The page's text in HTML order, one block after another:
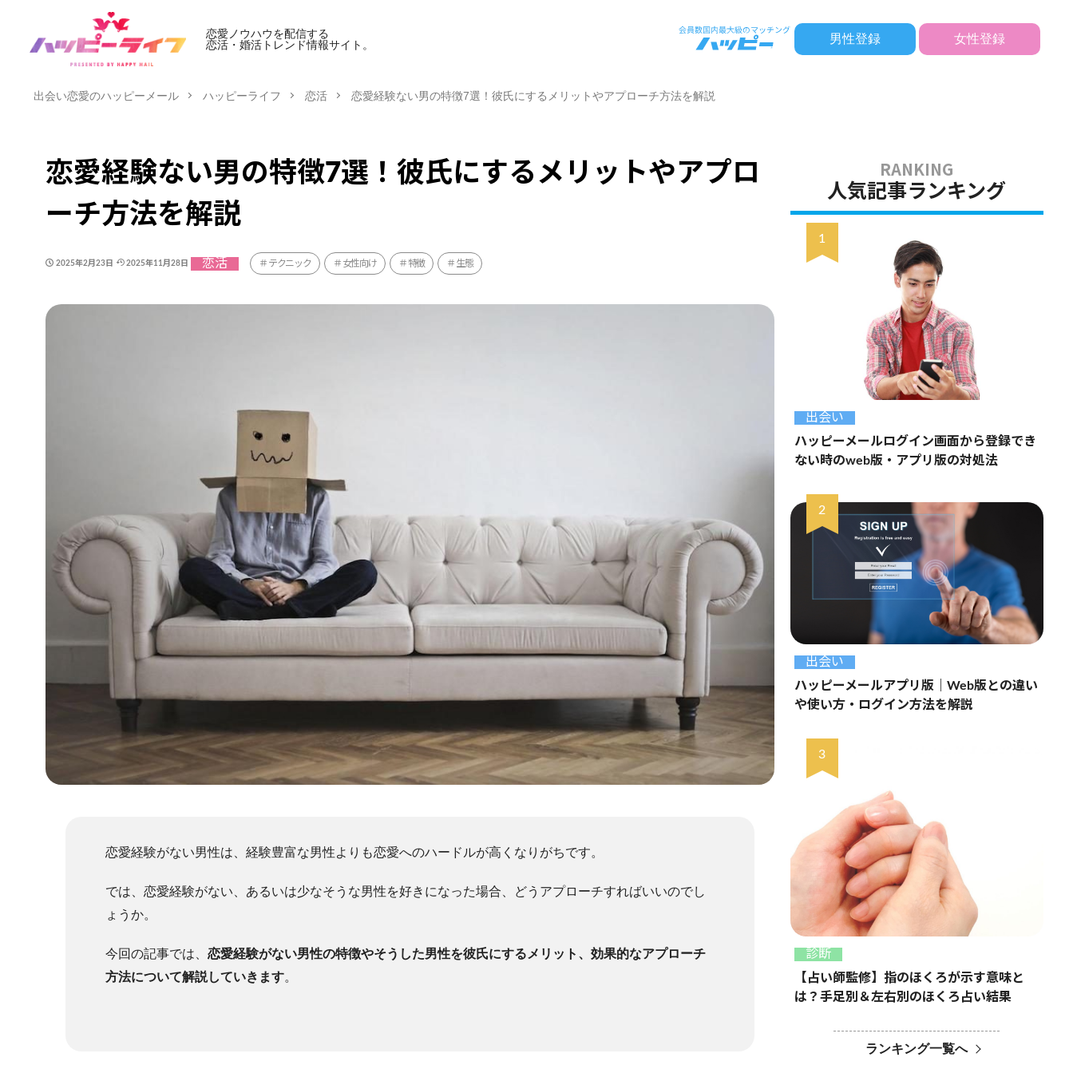
恋愛ノウハウを配信する
恋活・婚活トレンド情報サイト。
男性登録 女性登録
出会い恋愛のハッピーメール ハッピーライフ 恋活 恋愛経験ない男の特徴7選！彼氏にするメリットやアプローチ方法を解説
恋愛経験ない男の特徴7選！彼氏にするメリットやアプロ
ーチ方法を解説
2025年2月23日 2025年11月28日 恋活 テクニック 女性向け 特徴 生態
恋愛経験がない男性は、経験豊富な男性よりも恋愛へのハードルが高くなりがちです。
では、恋愛経験がない、あるいは少なそうな男性を好きになった場合、どうアプローチすればいいのでし
ょうか。
今回の記事では、 恋愛経験がない男性の特徴やそうした男性を彼氏にするメリット、効果的なアプローチ
方法について解説していきます。
人気記事ランキング
出会い
ハッピーメールログイン画面から登録でき
ない時のweb版・アプリ版の対処法
出会い
ハッピーメールアプリ版｜Web版との違い
や使い方・ログイン方法を解説
診断
【占い師監修】指のほくろが示す意味と
は？手足別＆左右別のほくろ占い結果
ランキング一覧へ